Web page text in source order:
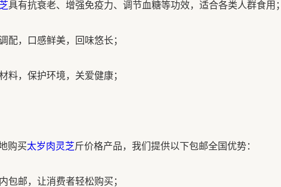
具有抗衰老、增强免疫力、调节血糖等功效，适合各类人群食用；
配，口感鲜美，回味悠长；
料，保护环境，关爱健康；
购买太岁肉灵芝斤价格产品，我们提供以下包邮全国优势：
包邮，让消费者轻松购买；